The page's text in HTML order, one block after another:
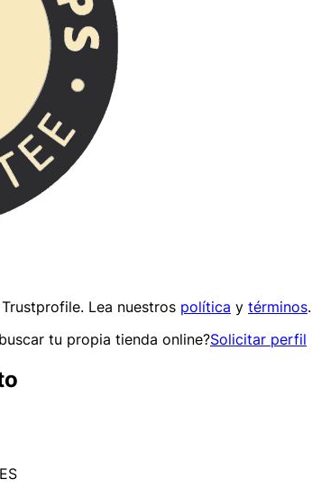
Trustprofile. Lea nuestros política y términos.
tu propia tienda online?Solicitar perfil
ES